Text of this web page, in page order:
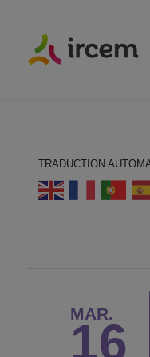
TRADUCTION
MAR.
16